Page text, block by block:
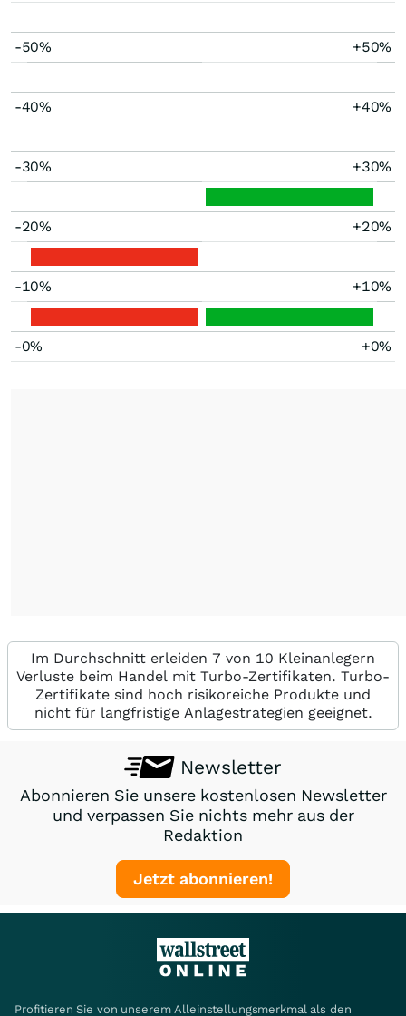
-50% +50%
-40% +40%
-30% +30%
-20% +20%
-10% +10%
-0% +0%
Im Durchschnitt erleiden 7 von 10 Kleinanlegern
Verluste beim Handel mit Turbo-Zertifikaten. Turbo-
Zertifikate sind hoch risikoreiche Produkte und
nicht für langfristige Anlagestrategien geeignet.
Newsletter
Abonnieren Sie unsere kostenlosen Newsletter
und verpassen Sie nichts mehr aus der
Redaktion
Jetzt abonnieren!
Profitieren Sie von unserem Alleinstellungsmerkmal als den